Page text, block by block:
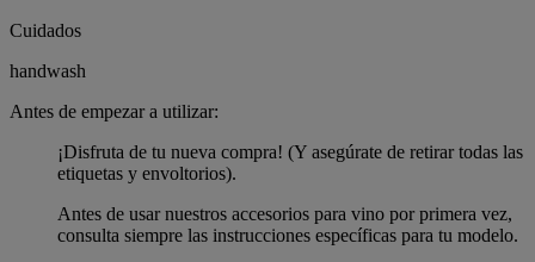
Cuidados
handwash
Antes de empezar a utilizar:
¡Disfruta de tu nueva compra! (Y asegúrate de retirar todas las
etiquetas y envoltorios).
Antes de usar nuestros accesorios para vino por primera vez,
consulta siempre las instrucciones específicas para tu modelo.